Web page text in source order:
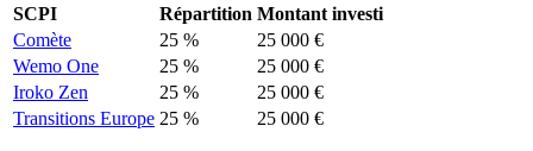
SCPI Répartition Montant investi
Comète
25 %
25 000 €
Wemo One
25 %
25 000 €
Iroko Zen
25 %
25 000 €
Transitions Europe 25 % 25 000 €